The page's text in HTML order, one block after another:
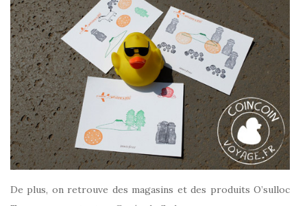
De plus, on retrouve des magasins et des produits O’sulloc